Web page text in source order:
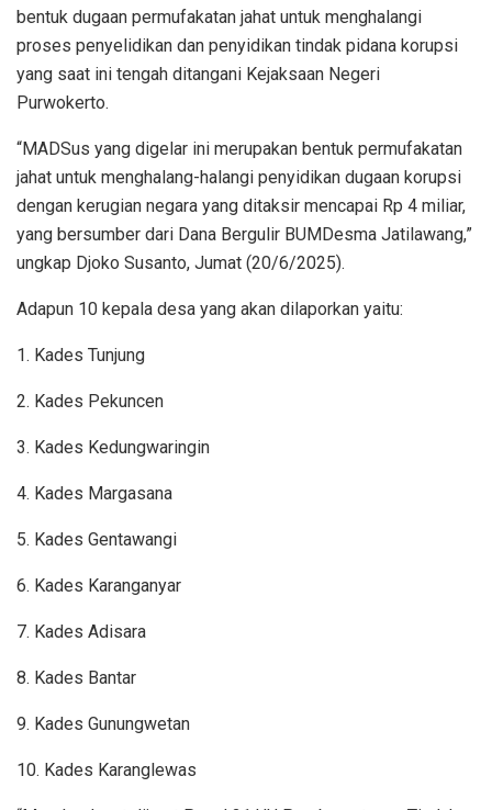
bentuk dugaan permufakatan jahat untuk menghalangi
proses penyelidikan dan penyidikan tindak pidana korupsi
yang saat ini tengah ditangani Kejaksaan Negeri
Purwokerto.
“MADSus yang digelar ini merupakan bentuk permufakatan
jahat untuk menghalang-halangi penyidikan dugaan korupsi
dengan kerugian negara yang ditaksir mencapai Rp 4 miliar,
yang bersumber dari Dana Bergulir BUMDesma Jatilawang,”
ungkap Djoko Susanto, Jumat (20/6/2025).
Adapun 10 kepala desa yang akan dilaporkan yaitu:
1. Kades Tunjung
2. Kades Pekuncen
3. Kades Kedungwaringin
4. Kades Margasana
5. Kades Gentawangi
6. Kades Karanganyar
7. Kades Adisara
8. Kades Bantar
9. Kades Gunungwetan
10. Kades Karanglewas